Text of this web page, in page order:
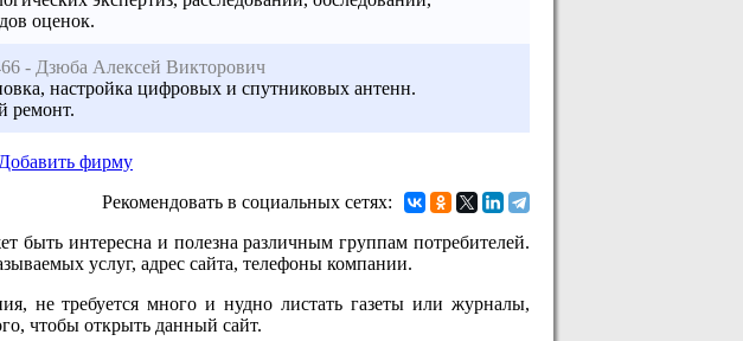
оценок.
- Дзюба Алексей Викторович
настройка цифровых и спутниковых антенн.
ремонт.
Добавить фирму
Рекомендовать в социальных сетях:
быть интересна и полезна различным группам потребителей.
услуг, адрес сайта, телефоны компании.
не требуется много и нудно листать газеты или журналы,
чтобы открыть данный сайт.